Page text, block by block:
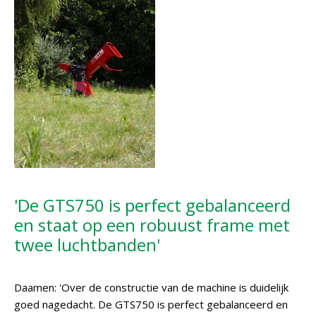
'De GTS750 is perfect gebalanceerd
en staat op een robuust frame met
twee luchtbanden'
Daamen: 'Over de constructie van de machine is duidelijk
goed nagedacht. De GTS750 is perfect gebalanceerd en